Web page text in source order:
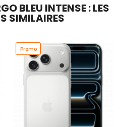
BLEU INTENSE : LES
SIMILAIRES
Promo